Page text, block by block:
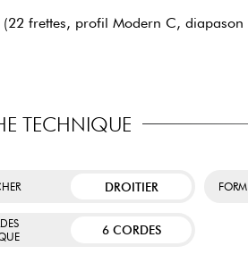
frettes, profil Modern C,
TECHNIQUE
DROITIER
6 CORDES